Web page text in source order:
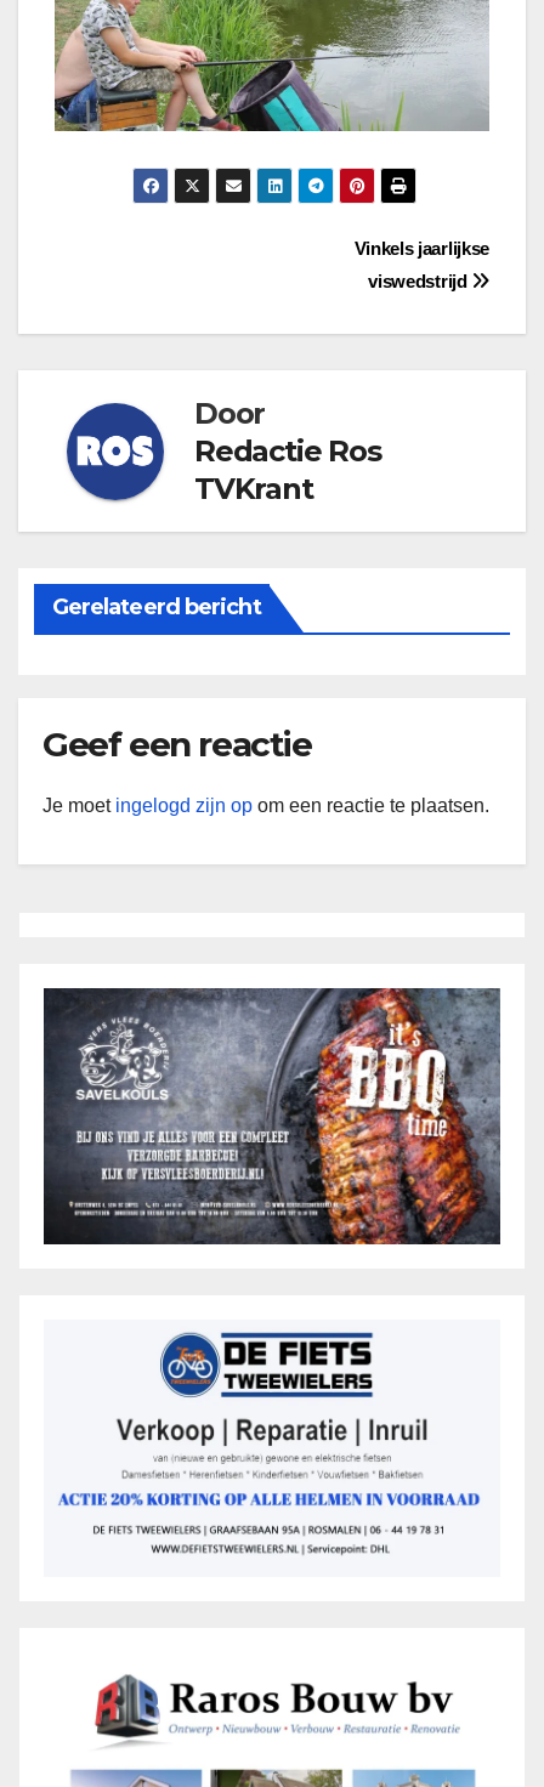
Vinkels jaarlijkse
viswedstrijd
Door
Redactie Ros
TVKrant
Gerelateerd bericht
Geef een reactie
Je moet ingelogd zijn op om een reactie te plaatsen.